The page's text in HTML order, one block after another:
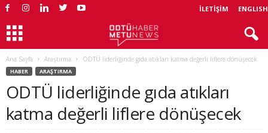
İLETIŞIM ENGLISH
Ana Sayfa Araştırma ODTÜ liderliğinde gıda atıkları katma değerli liflere dönüşecek
HABER ARAŞTIRMA
ODTÜ liderliğinde gıda atıkları
katma değerli liflere dönüşecek